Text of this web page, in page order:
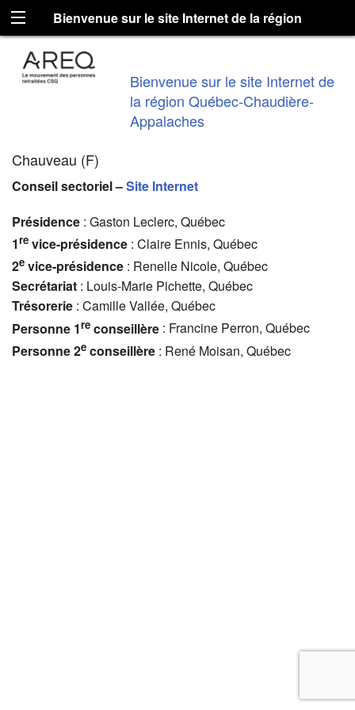
Bienvenue sur le site Internet de la région
Québec-Chaudière-Appalaches
Bienvenue sur le site Internet de
la région Québec-Chaudière-
Appalaches
Chauveau (F)
Conseil sectoriel –Site Internet
Présidence : Gaston Leclerc, Québec
1re vice-présidence : Claire Ennis, Québec
2e vice-présidence : Renelle Nicole, Québec
Secrétariat : Louis-Marie Pichette, Québec
Trésorerie : Camille Vallée, Québec
Personne 1re conseillère : Francine Perron, Québec
Personne 2e conseillère : René Moisan, Québec